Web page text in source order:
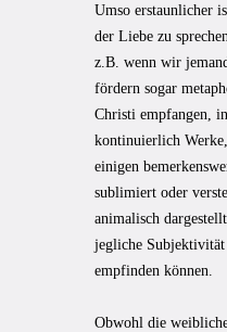
Umso erstaunlicher
der Liebe zu
z.B. wenn wir
fördern sogar
Christi empfangen,
kontinuierlich
einigen
sublimiert oder
animalisch
jegliche Subjektivität
empfinden können.
Obwohl die